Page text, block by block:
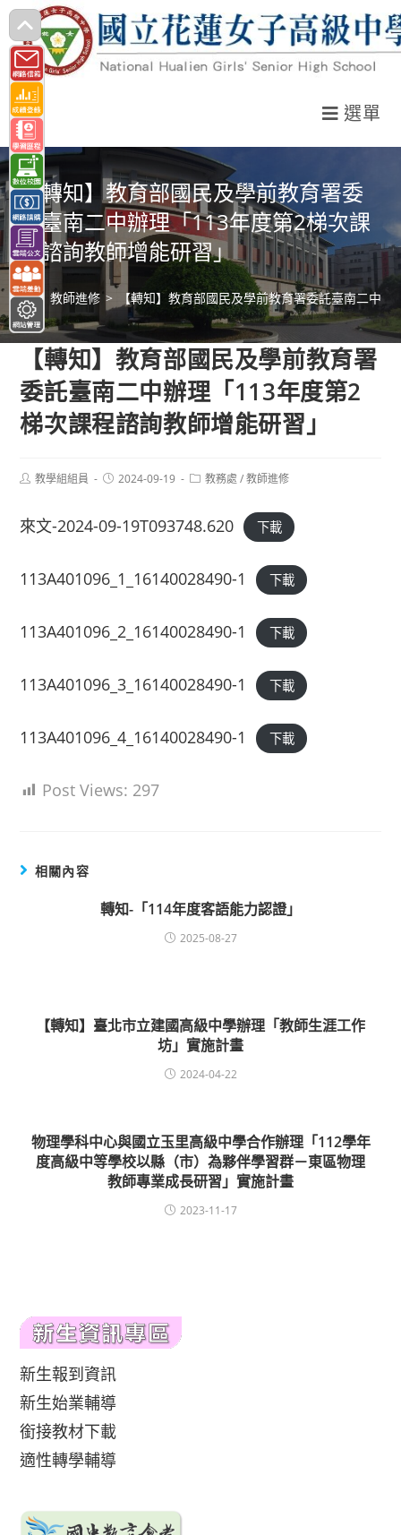
跳
轉
至
主
要
內
容
選單
【轉知】教育部國民及學前教育署委
託臺南二中辦理「113年度第2梯次課
程諮詢教師增能研習」
> 教師進修 > 【轉知】教育部國民及學前教育署委託臺南二中
【轉知】教育部國民及學前教育署
委託臺南二中辦理「113年度第2
梯次課程諮詢教師增能研習」
Post教學組組員
Post2024-09-19
Post教務處 / 教師進修
來文-2024-09-19T093748.620 下載
113A401096_1_16140028490-1 下載
113A401096_2_16140028490-1 下載
113A401096_3_16140028490-1 下載
113A401096_4_16140028490-1 下載
Post Views: 297
相關內容
轉知-「114年度客語能力認證」
2025-08-27
【轉知】臺北市立建國高級中學辦理「教師生涯工作
坊」實施計畫
2024-04-22
物理學科中心與國立玉里高級中學合作辦理「112學年
度高級中等學校以縣（市）為夥伴學習群－東區物理
教師專業成長研習」實施計畫
2023-11-17
新生報到資訊
新生始業輔導
銜接教材下載
適性轉學輔導